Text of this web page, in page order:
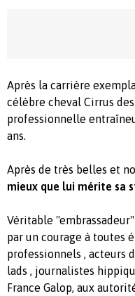
Après la carrière
célèbre cheval Cirrus
professionnelle
ans.
Après de très belles et
mieux que lui mérite sa
Véritable
par un courage à toutes
professionnels , acteurs
lads , journalistes
France Galop, aux